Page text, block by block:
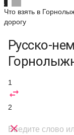
Что взять в
дорогу
Русско-
1

2

Введите слово